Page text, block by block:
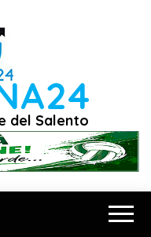
del Salento